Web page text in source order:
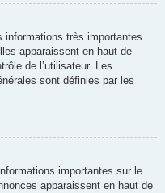
informations très importantes
apparaissent en haut de
de l’utilisateur. Les
sont définies par les
importantes sur le
apparaissent en haut de